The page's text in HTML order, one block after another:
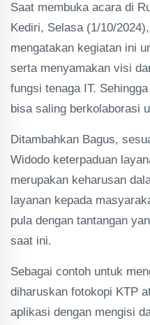
Saat membuka acara di
Kediri, Selasa (1/10/
mengatakan kegiatan ini
serta menyamakan visi
fungsi tenaga IT.
bisa saling berkolaborasi
Ditambahkan Bagus,
Widodo keterpaduan
merupakan keharusan
layanan kepada
pula dengan tantangan
saat ini.
Sebagai contoh untuk
diharuskan fotokopi KTP
aplikasi dengan mengisi